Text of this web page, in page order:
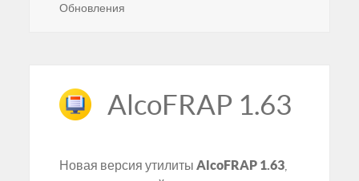
Обновления
AlcoFRAP 1.63
Новая версия утилитыAlcoFRAP 1.63